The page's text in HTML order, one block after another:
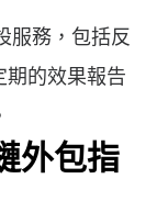
服務，包括反
期的效果報告
外包指